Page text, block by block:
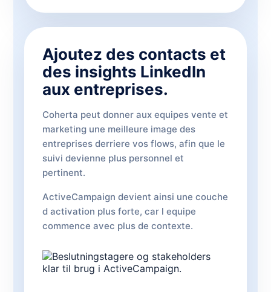
Ajoutez des contacts et
des insights LinkedIn
aux entreprises.
Coherta peut donner aux equipes vente et
marketing une meilleure image des
entreprises derriere vos flows, afin que le
suivi devienne plus personnel et
pertinent.
ActiveCampaign devient ainsi une couche
d activation plus forte, car l equipe
commence avec plus de contexte.